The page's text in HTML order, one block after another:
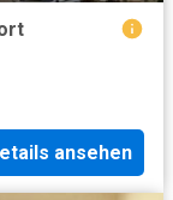
ansehen